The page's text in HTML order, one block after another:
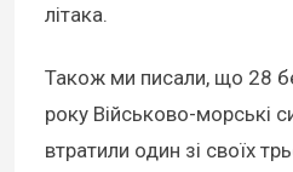
літака.
Також ми писали, що 28
року Військово-морські
втратили один зі своїх